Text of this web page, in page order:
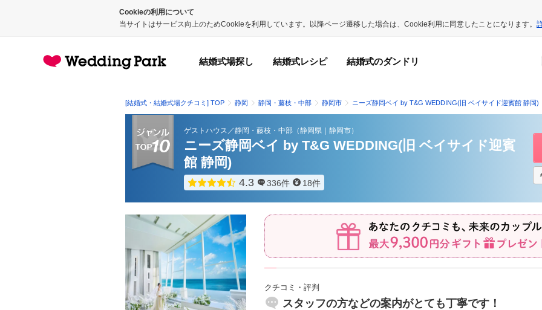
Cookieの利用について
当サイトはサービス向上のためCookieを利用しています。以降ページ遷移した場合は、Cookie利用に同意したことになります。
結婚式場探し 結婚式レシピ 結婚式のダンドリ
[結婚式・結婚式場クチコミ] TOP 静岡 静岡・藤枝・中部 静岡市 ニーズ静岡ベイ by T&G WEDDING(旧 ベイサイド迎賓館 静岡)
ゲストハウス ／静岡・藤枝・中部 （静岡県 静岡市）
ニーズ静岡ベイ by T&G WEDDING(旧 ベイサイド迎賓
館 静岡)
点数
4.3 336件 18件
クチコミ・評判
スタッフの方などの案内がとても丁寧です！